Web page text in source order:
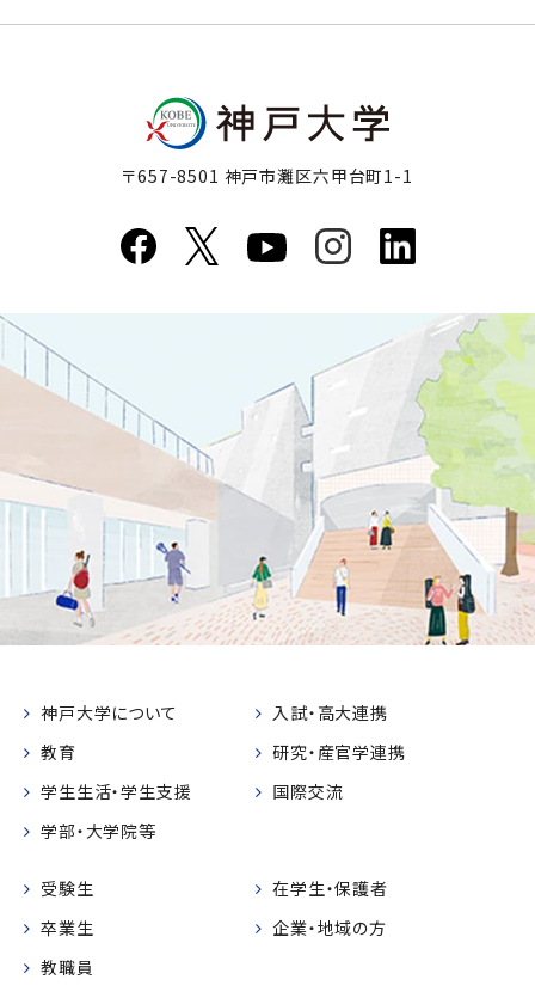
〒657-8501 神戸市灘区六甲台町1-1
神戸大学について
入試・高大連携
教育
研究・産官学連携
学生生活・学生支援
国際交流
学部・大学院等
受験生
在学生・保護者
卒業生
企業・地域の方
教職員